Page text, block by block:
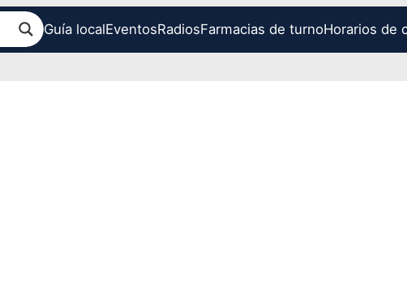
Guía localEventosRadiosFarmacias de turnoHorarios de